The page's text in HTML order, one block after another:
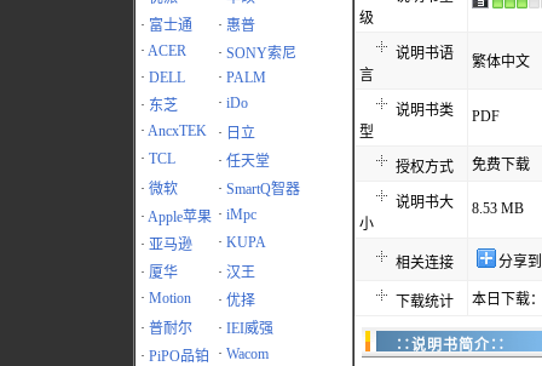
· 富士通 · 惠普
· ACER · SONY索尼
· DELL · PALM
· 东芝 · iDo
· AncxTEK · 日立
· TCL · 任天堂
· 微软 · SmartQ智器
· Apple苹果 · iMpc
· 亚马逊 · KUPA
· 厦华 · 汉王
· Motion · 优择
· 普耐尔 · IEI威强
· PiPO品铂 · Wacom
级
说明书语
言
繁体中文
说明书类
型
PDF
授权方式 免费下载
说明书大
小
8.53 MB
相关连接 分享
下载统计 本日下载
∷说明书简介∷